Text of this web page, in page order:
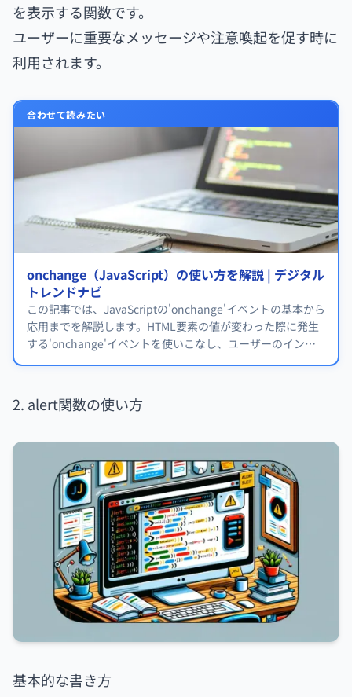
を表示する関数です。
ユーザーに重要なメッセージや注意喚起を促す時に
利用されます。
合わせて読みたい
onchange（JavaScript）の使い方を解説 | デジタル
トレンドナビ
この記事では、JavaScriptの'onchange'イベントの基本から
応用までを解説します。HTML要素の値が変わった際に発生
する'onchange'イベントを使いこなし、ユーザーのインタ
2. alert関数の使い方
基本的な書き方